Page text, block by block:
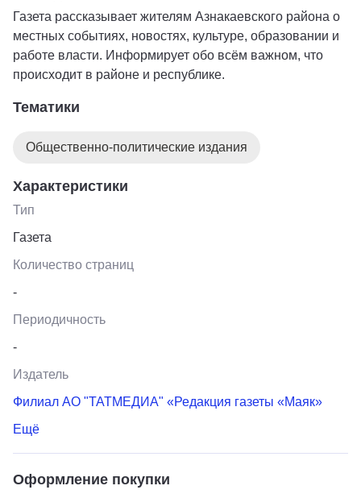
Газета рассказывает жителям Азнакаевского района о
местных событиях, новостях, культуре, образовании и
работе власти. Информирует обо всём важном, что
происходит в районе и республике.
Тематики
Общественно-политические издания
Характеристики
Тип
Газета
Количество страниц
-
Периодичность
-
Издатель
Филиал АО "ТАТМЕДИА" «Редакция газеты «Маяк»
Ещё
Оформление покупки